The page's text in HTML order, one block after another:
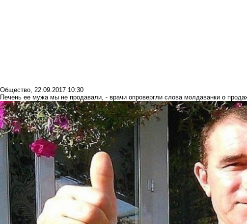
Общество, 22.09.2017 10:30
Печень ее мужа мы не продавали, - врачи опровергли слова молдаванки о